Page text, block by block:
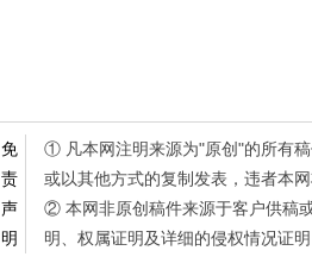
免
责
声
明
① 凡本网注明来源为"原创"的所有
或以其他方式的复制发表，违者本
② 本网非原创稿件来源于客户供稿
明、权属证明及详细的侵权情况证